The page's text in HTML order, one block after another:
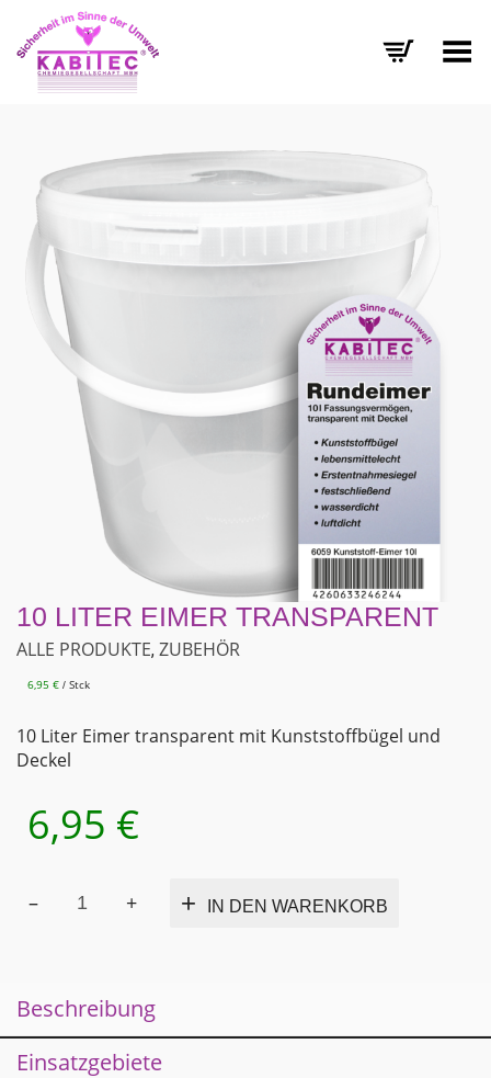
Menü umschalten
10 LITER EIMER TRANSPARENT
ALLE PRODUKTE, ZUBEHÖR
6,95 € / Stck
10 Liter Eimer transparent mit Kunststoffbügel und
Deckel
6,95 €
Liter
IN DEN WARENKORB
Beschreibung
Einsatzgebiete